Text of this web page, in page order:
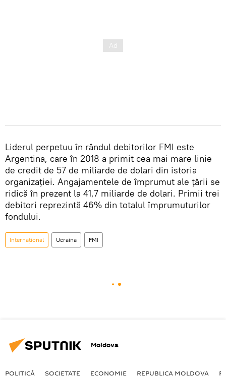
Liderul perpetuu în rândul debitorilor FMI este
Argentina, care în 2018 a primit cea mai mare linie
de credit de 57 de miliarde de dolari din istoria
organizației. Angajamentele de împrumut ale țării se
ridică în prezent la 41,7 miliarde de dolari. Primii trei
debitori reprezintă 46% din totalul împrumuturilor
fondului.
Internațional Ucraina FMI
Moldova
POLITICĂ SOCIETATE ECONOMIE REPUBLICA MOLDOVA